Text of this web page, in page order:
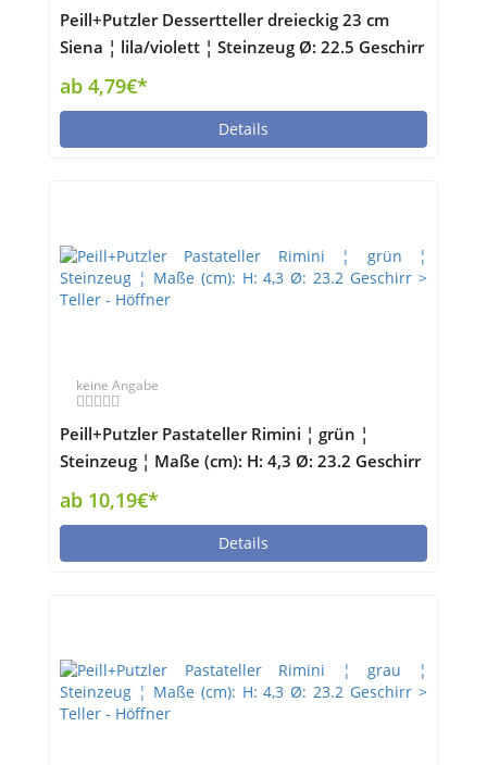
Peill+Putzler Dessertteller dreieckig 23 cm
Siena ¦ lila/violett ¦ Steinzeug Ø: 22.5 Geschirr
> Teller - Höffner
ab 4,79€*
Details
keine Angabe
Peill+Putzler Pastateller Rimini ¦ grün ¦
Steinzeug ¦ Maße (cm): H: 4,3 Ø: 23.2 Geschirr
> Teller - Höffner
ab 10,19€*
Details